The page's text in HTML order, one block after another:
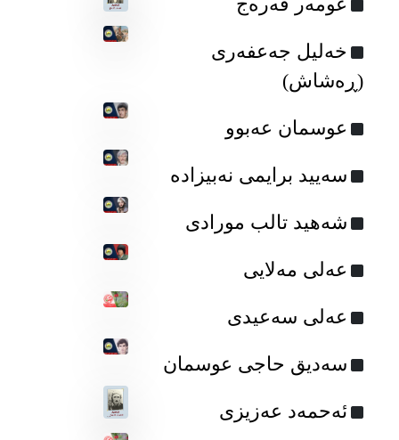
خه‌لیل جه‌عفه‌ری
(ڕه‌شاش)
عوسمان عەبوو
سه‌یید برایمی نەبیزادە
شه‌هید تالب مورادی
عه‌لی مه‌لایی
عەلی سەعیدی
سه‌دیق حاجی عوسمان
ئەحمەد عەزیزی